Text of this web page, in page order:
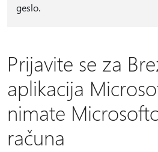
geslo.
Prijavite se za
aplikacija
nimate
računa